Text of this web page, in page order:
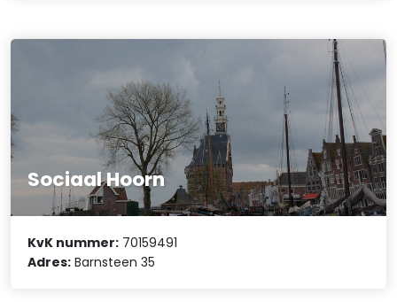
Sociaal Hoorn
KvK nummer: 70159491
Adres: Barnsteen 35